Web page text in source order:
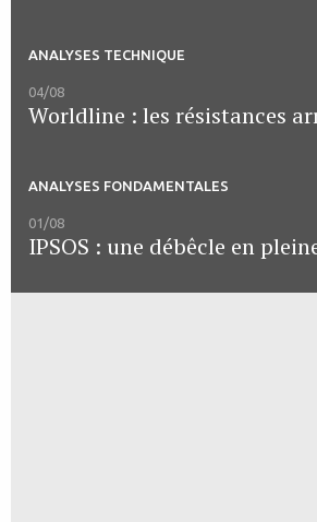
ANALYSES TECHNIQUE
04/08
Worldline : les résistances
ANALYSES FONDAMENTALES
01/08
IPSOS : une débêcle en